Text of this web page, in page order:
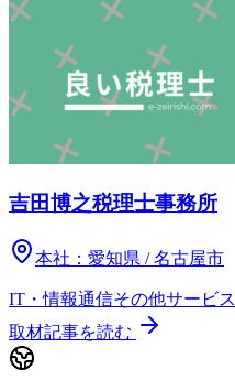
吉田博之税理士事務所
本社： 愛知県 / 名古屋市
IT・情報通信その他サービス
取材記事を読む